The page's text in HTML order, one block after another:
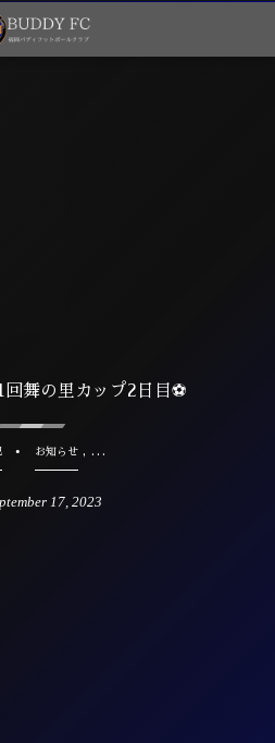
舞の里カップ2日目⚽️
お知らせ, …
17, 2023